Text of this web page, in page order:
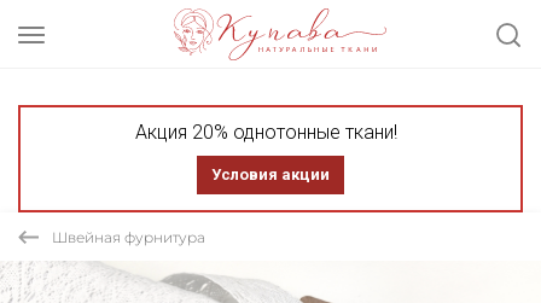
Акция 20% однотонные ткани!
Условия акции
Швейная фурнитура